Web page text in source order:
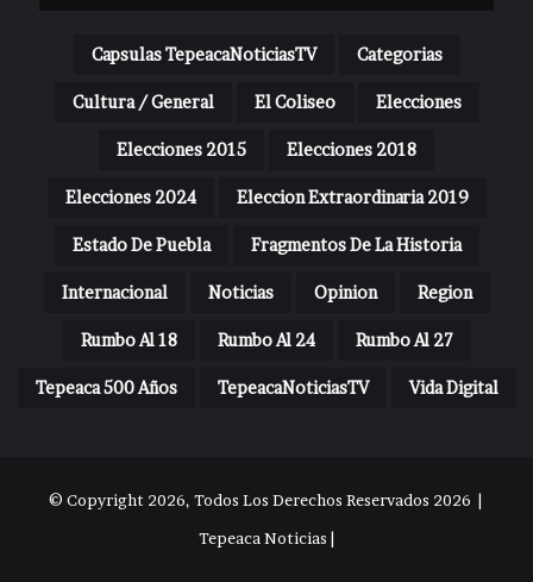
Capsulas TepeacaNoticiasTV Categorias
Cultura / General El Coliseo Elecciones
Elecciones 2015 Elecciones 2018
Elecciones 2024 Eleccion Extraordinaria 2019
Estado De Puebla Fragmentos De La Historia
Internacional Noticias Opinion Region
Rumbo Al 18 Rumbo Al 24 Rumbo Al 27
Tepeaca 500 Años TepeacaNoticiasTV Vida Digital
© Copyright 2026, Todos Los Derechos Reservados 2026 |
Tepeaca Noticias |